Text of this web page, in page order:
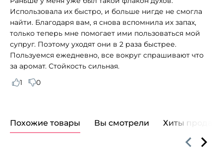
Использовала их быстро, и больше нигде не смогла
найти. Благодаря вам, я снова вспомнила их запах,
только теперь мне помогает ими пользоваться мой
супруг. Поэтому уходят они в 2 раза быстрее.
Пользуемся ежедневно, все вокруг спрашивают что
за аромат. Стойкость сильная.
1
0
Похожие товары Вы смотрели Хиты продаж